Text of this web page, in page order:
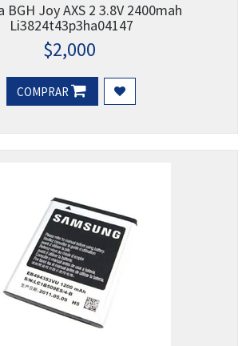
BGH Joy AXS 2 3.8V 2400mah
Li3824t43p3ha04147
$2,000
COMPRAR